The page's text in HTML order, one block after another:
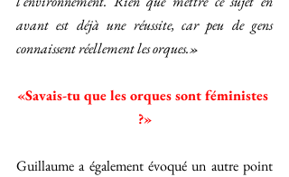
avant est déjà une réussite, car peu de gens
connaissent réellement les orques.»
«Savais-tu que les orques sont féministes
?»
Guillaume a également évoqué un autre point